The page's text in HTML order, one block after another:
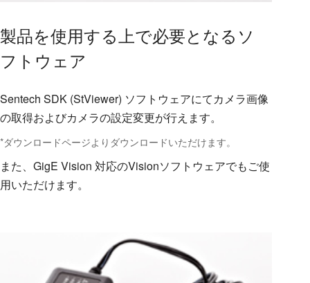
製品を使用する上で必要となるソ
フトウェア
Sentech SDK (StViewer) ソフトウェアにてカメラ画像
の取得およびカメラの設定変更が行えます。
*ダウンロードページよりダウンロードいただけます。
また、GigE Vision 対応のVisionソフトウェアでもご使
用いただけます。